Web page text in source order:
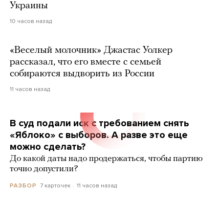
Украины
10 часов назад
«Веселый молочник» Джастас Уолкер
рассказал, что его вместе с семьей
собираются выдворить из России
11 часов назад
В суд подали иск с требованием снять
«Яблоко» с выборов. А разве это еще
можно сделать?
До какой даты надо продержаться, чтобы партию
точно допустили?
РАЗБОР 7 карточек 11 часов назад